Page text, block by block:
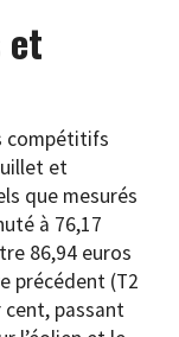
et
compétitifs
et
que mesurés
à 76,17
86,94 euros
précédent (T2
cent, passant